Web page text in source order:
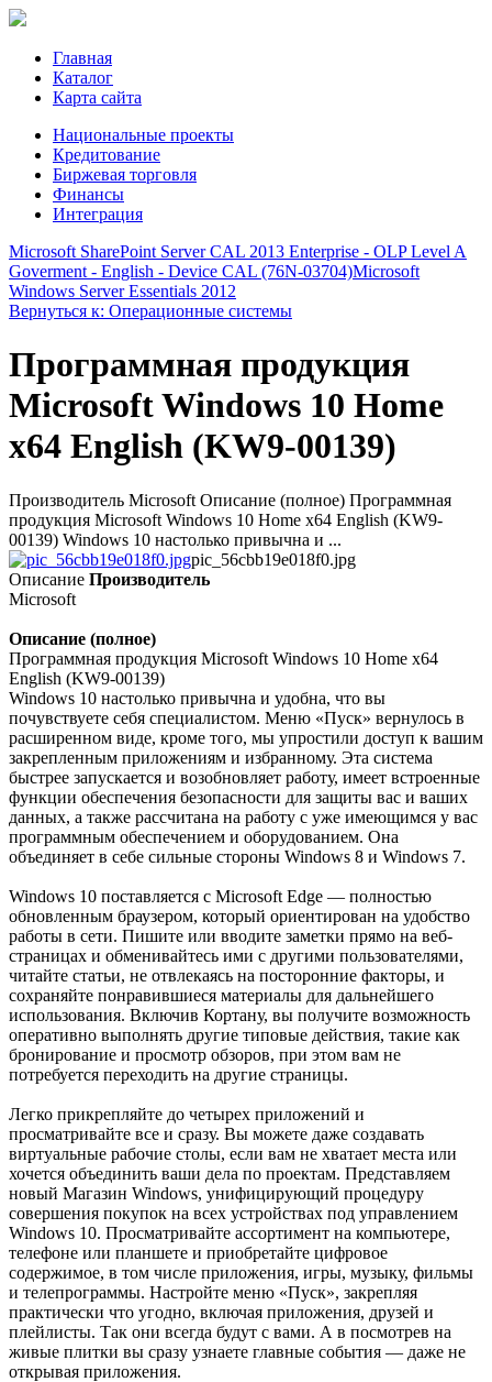
Главная
Каталог
Карта сайта
Национальные проекты
Кредитование
Биржевая торговля
Финансы
Интеграция
Microsoft SharePoint Server CAL 2013 Enterprise - OLP Level A
Goverment - English - Device CAL (76N-03704)Microsoft
Windows Server Essentials 2012
Вернуться к: Операционные системы
Программная продукция
Microsoft Windows 10 Home
x64 English (KW9-00139)
Производитель Microsoft Описание (полное) Программная
продукция Microsoft Windows 10 Home x64 English (KW9-
00139) Windows 10 настолько привычна и ...
pic_56cbb19e018f0.jpg
Описание Производитель
Microsoft
Описание (полное)
Программная продукция Microsoft Windows 10 Home x64
English (KW9-00139)
Windows 10 настолько привычна и удобна, что вы
почувствуете себя специалистом. Меню «Пуск» вернулось в
расширенном виде, кроме того, мы упростили доступ к вашим
закрепленным приложениям и избранному. Эта система
быстрее запускается и возобновляет работу, имеет встроенные
функции обеспечения безопасности для защиты вас и ваших
данных, а также рассчитана на работу с уже имеющимся у вас
программным обеспечением и оборудованием. Она
объединяет в себе сильные стороны Windows 8 и Windows 7.
Windows 10 поставляется с Microsoft Edge — полностью
обновленным браузером, который ориентирован на удобство
работы в сети. Пишите или вводите заметки прямо на веб-
страницах и обменивайтесь ими с другими пользователями,
читайте статьи, не отвлекаясь на посторонние факторы, и
сохраняйте понравившиеся материалы для дальнейшего
использования. Включив Кортану, вы получите возможность
оперативно выполнять другие типовые действия, такие как
бронирование и просмотр обзоров, при этом вам не
потребуется переходить на другие страницы.
Легко прикрепляйте до четырех приложений и
просматривайте все и сразу. Вы можете даже создавать
виртуальные рабочие столы, если вам не хватает места или
хочется объединить ваши дела по проектам. Представляем
новый Магазин Windows, унифицирующий процедуру
совершения покупок на всех устройствах под управлением
Windows 10. Просматривайте ассортимент на компьютере,
телефоне или планшете и приобретайте цифровое
содержимое, в том числе приложения, игры, музыку, фильмы
и телепрограммы. Настройте меню «Пуск», закрепляя
практически что угодно, включая приложения, друзей и
плейлисты. Так они всегда будут с вами. А в посмотрев на
живые плитки вы сразу узнаете главные события — даже не
открывая приложения.